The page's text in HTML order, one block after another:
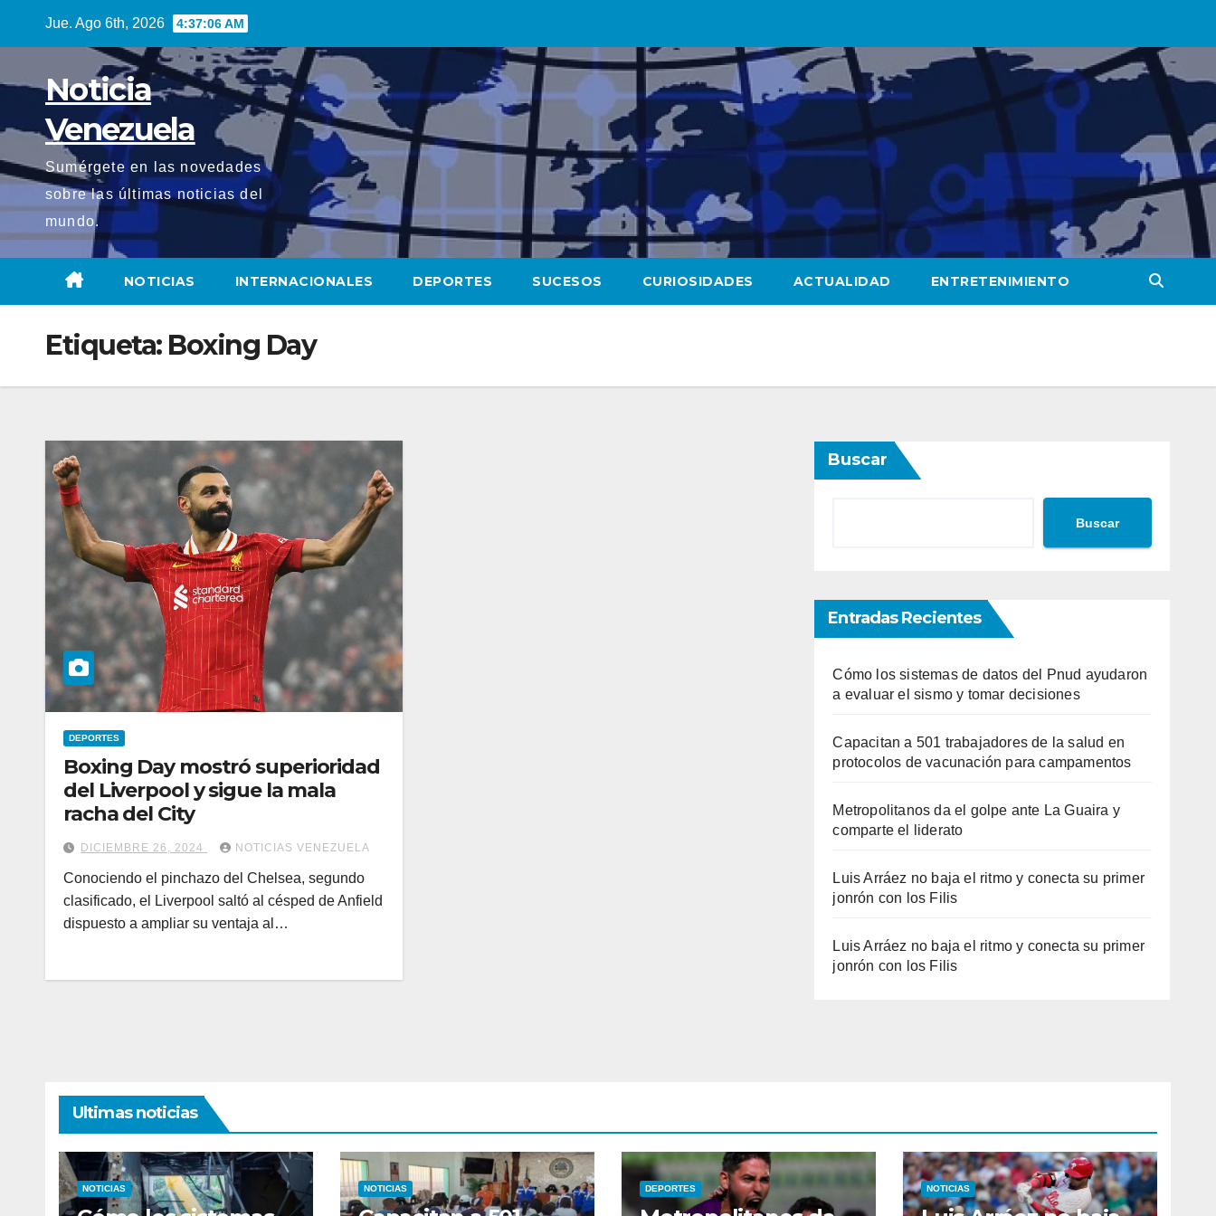
Jue. Ago 6th, 2026 4:37:06 AM
Noticia
Venezuela
Sumérgete en las novedades
sobre las últimas noticias del
mundo.
NOTICIAS INTERNACIONALES DEPORTES SUCESOS CURIOSIDADES ACTUALIDAD ENTRETENIMIENTO
Etiqueta: Boxing Day
DEPORTES
Boxing Day mostró superioridad
del Liverpool y sigue la mala
racha del City
DICIEMBRE 26, 2024 NOTICIAS VENEZUELA
Conociendo el pinchazo del Chelsea, segundo
clasificado, el Liverpool saltó al césped de Anfield
dispuesto a ampliar su ventaja al…
Buscar
Buscar
Entradas Recientes
Cómo los sistemas de datos del Pnud ayudaron
a evaluar el sismo y tomar decisiones
Capacitan a 501 trabajadores de la salud en
protocolos de vacunación para campamentos
Metropolitanos da el golpe ante La Guaira y
comparte el liderato
Luis Arráez no baja el ritmo y conecta su primer
jonrón con los Filis
Luis Arráez no baja el ritmo y conecta su primer
jonrón con los Filis
Ultimas noticias
NOTICIAS NOTICIAS DEPORTES NOTICIAS